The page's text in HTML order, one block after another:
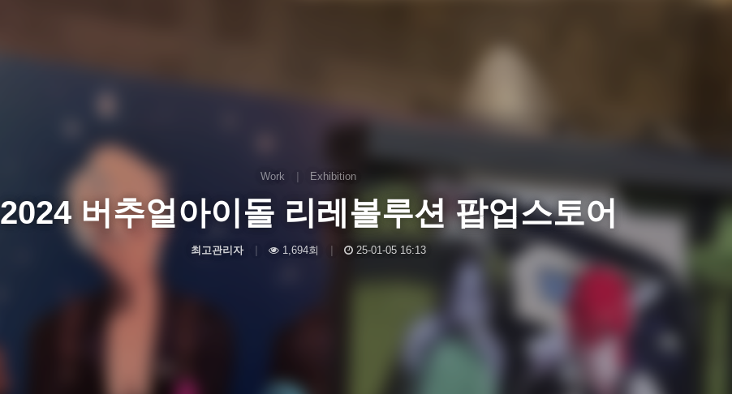
Work Exhibition
2024 버추얼아이돌 리레볼루션 팝업스토어
최고관리자 1,694회 25-01-05 16:13